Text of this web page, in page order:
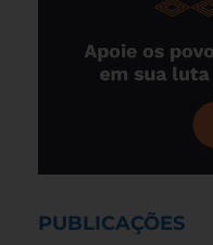
PUBLICAÇÕES